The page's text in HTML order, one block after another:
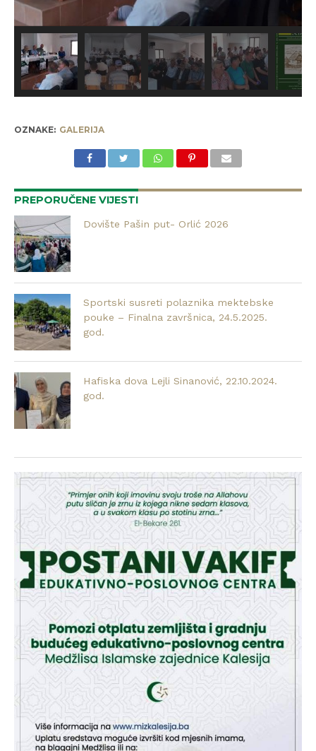
OZNAKE: GALERIJA
PREPORUČENE VIJESTI
Dovište Pašin put- Orlić 2026
Sportski susreti polaznika mektebske
pouke – Finalna završnica, 24.5.2025.
god.
Hafiska dova Lejli Sinanović, 22.10.2024.
god.